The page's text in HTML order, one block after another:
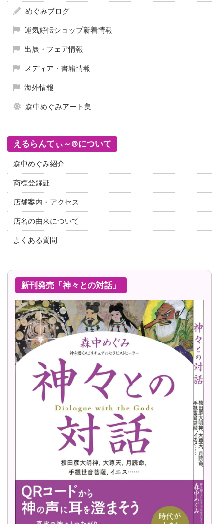
めぐみブログ
運気好転ショップ新着情報
出展・フェア情報
メディア・書籍情報
海外情報
森中めぐみアート集
えるらんてぃ～®について
森中めぐみ紹介
商標登録証
店舗案内・アクセス
店名の由来について
よくある質問
新刊発売「神々との対話」